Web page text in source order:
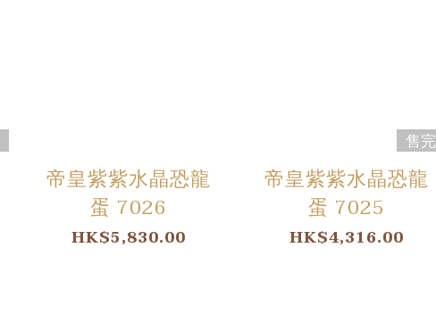
帝皇紫紫水晶恐龍
蛋 7026
HK$5,830.00
售完
帝皇紫紫水晶恐龍
蛋 7025
HK$4,316.00